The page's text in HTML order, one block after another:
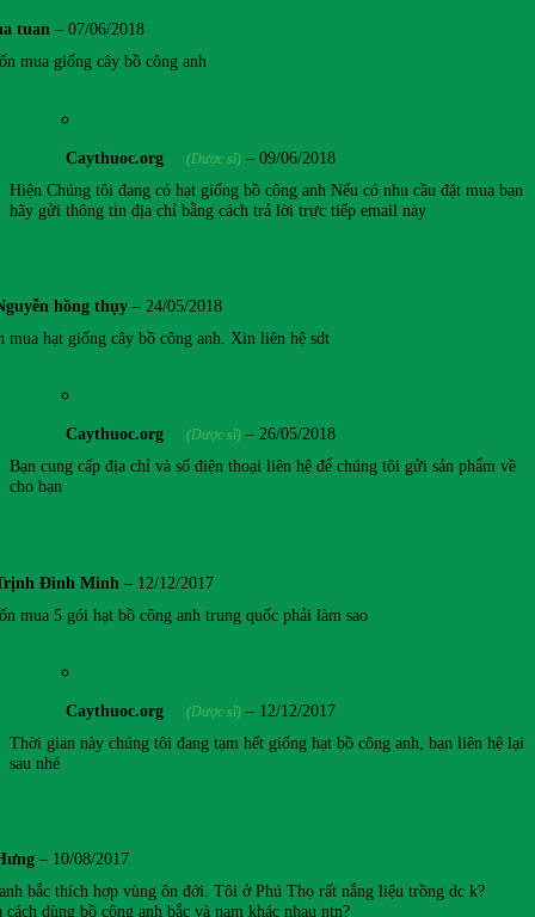
tuan – 07/06/2018
mua giống cây bồ công anh
Caythuoc.org (Dược sĩ) – 09/06/2018
Hiện Chúng tôi đang có hạt giống bồ công anh Nếu có nhu cầu đặt mua bạn
hãy gửi thông tin địa chỉ bằng cách trả lời trực tiếp email này
hồng thụy – 24/05/2018
mua hạt giống cây bồ công anh. Xin liên hệ sdt
Caythuoc.org (Dược sĩ) – 26/05/2018
Bạn cung cấp địa chỉ và số điện thoại liên hệ để chúng tôi gửi sản phẩm về
cho bạn
Đình Minh – 12/12/2017
mua 5 gói hạt bồ công anh trung quốc phải làm sao
Caythuoc.org (Dược sĩ) – 12/12/2017
Thời gian này chúng tôi đang tạm hết giống hạt bồ công anh, bạn liên hệ lại
sau nhé
– 10/08/2017
bắc thích hợp vùng ôn đới. Tôi ở Phú Thọ rất nắng liệu trồng dc k?
dùng bồ công anh bắc và nam khác nhau ntn?